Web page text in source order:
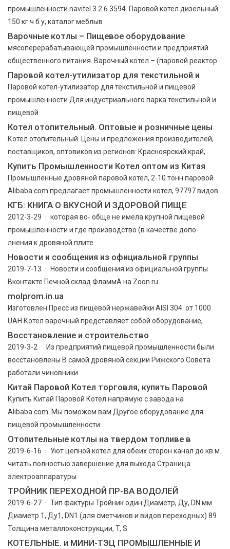
промышленности navitel 3.2.6.3594. Паровой котел дизельный
150 кг ч б у, каталог меблыв
Варочные котлы – Пищевое оборудование
мясоперерабатывающей промышленности и предприятий
общественного питания. Варочный котел – (паровой реактор
Паровой котел-утилизатор для текстильной и
Паровой котел-утилизатор для текстильной и пищевой
промышленности Для индустриального парка текстильной и
пищевой
Котел отопительный. Оптовые и розничные цены
Котел отопительный. Цены и предложения производителей,
поставщиков, оптовиков из регионов: Красноярский край,
Купить Промышленности Котел оптом из Китая
Промышленные дровяной паровой котел, 2-10 тонн паровой
Alibaba.com предлагает промышленности котел, 97797 видов.
КГБ: КНИГА О ВКУСНОЙ И ЗДОРОВОЙ ПИЩЕ
2012-3-29 · которая во- обще не имела крупной пищевой
промышленности и где производство (в качестве допо-
лнения к дровяной плите
Новости и сообщения из официальной группы
2019-7-13 · Новости и сообщения из официальной группы
Вконтакте Печной склад ФламмА на Zoon.ru
molprom.in.ua
Изготовлен Пресс из пищевой нержавейки AISI 304. от 1000
UAH Котел варочный представляет собой оборудование,
Восстановление и строительство
2019-3-2 · Из предприятий пищевой промышленности были
восстановлены В самой дровяной секции Рижского Совета
работали чиновники
Китай Паровой Котел торговля, купить Паровой
Купить Китай Паровой Котел напрямую с завода на
Alibaba.com. Мы поможем вам Другое оборудование для
пищевой промышленности
Отопительные котлы на твердом топливе в
2019-6-16 · Уют цепной котел для обеих сторон канал до кв.м.
читать полностью завершение для выхода Страница
электроаппаратуры
ТРОЙНИК ПЕРЕХОДНОЙ ПР-ВА ВОДОЛЕЙ
2019-6-27 · Тип фактуры Тройник один Диаметр, Ду, DN мм
Диаметр 1, Ду1, DN1 (для сметчиков и видов переходных) 89
Толщина металлоконструкции, T, S
КОТЕЛЬНЫЕ. и МИНИ-ТЭЦ ПРОМЫШЛЕННЫЕ И